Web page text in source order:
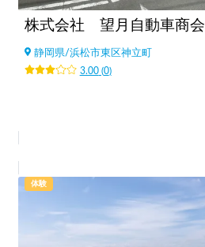
株式会社 望月自動車商会
静岡県/浜松市東区神立町
3.00(0)
体験